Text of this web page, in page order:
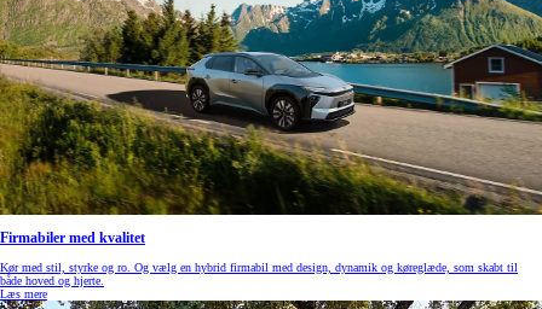
Firmabiler med kvalitet
Kør med stil, styrke og ro. Og vælg en hybrid firmabil med design, dynamik og køreglæde, som skabt til
både hoved og hjerte.
Læs mere